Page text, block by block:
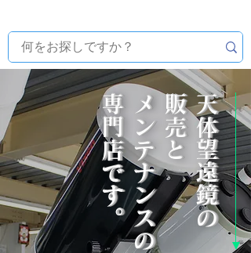
天体望遠鏡の
販売と
メンテナンスの
​専門店です。